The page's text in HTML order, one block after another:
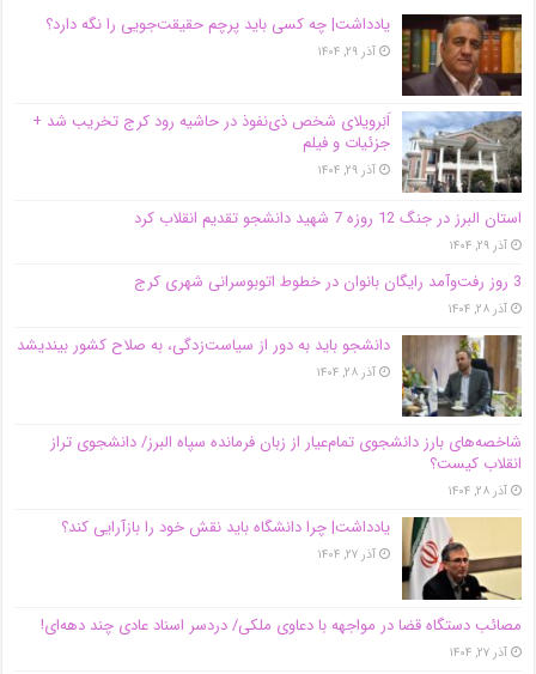
یادداشت| ‌چه کسی باید پرچم حقیقت‌جویی را نگه دارد؟
آذر ۲۹, ۱۴۰۴
اَبَر‌ویلای شخص ذی‌نفوذ در حاشیه‌ رود کرج تخریب شد +
جزئیات و فیلم
آذر ۲۹, ۱۴۰۴
استان البرز در جنگ 12 روزه 7 شهید دانشجو تقدیم انقلاب کرد
آذر ۲۹, ۱۴۰۴
3 روز رفت‌وآمد رایگان بانوان در خطوط اتوبوسرانی شهری کرج
آذر ۲۸, ۱۴۰۴
دانشجو باید به دور از سیاست‌زدگی، به صلاح کشور بیندیشد
آذر ۲۸, ۱۴۰۴
شاخصه‌های بارز دانشجوی تمام‌عیار از زبان فرمانده سپاه البرز/ دانشجوی تراز
انقلاب کیست؟
آذر ۲۸, ۱۴۰۴
یادداشت| چرا دانشگاه باید نقش خود را بازآرایی کند؟
آذر ۲۷, ۱۴۰۴
مصائب دستگاه قضا در مواجهه با دعاوی ملکی/ دردسر اسناد عادی چند‌ دهه‌ای!
آذر ۲۷, ۱۴۰۴